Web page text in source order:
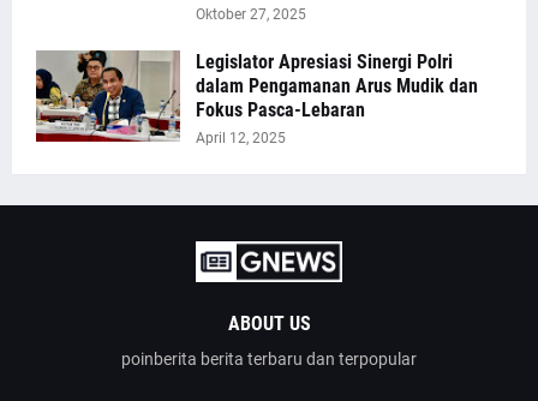
Oktober 27, 2025
Legislator Apresiasi Sinergi Polri
dalam Pengamanan Arus Mudik dan
Fokus Pasca-Lebaran
April 12, 2025
ABOUT US
poinberita berita terbaru dan terpopular